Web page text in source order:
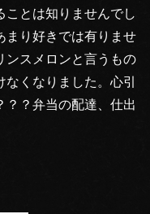
ことは知りませんでし
まり好きでは有りませ
ンスメロンと言うもの
くなりました。心引
？？弁当の配達、仕出